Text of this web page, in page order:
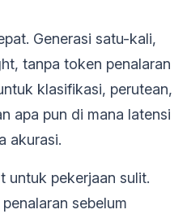
Generasi satu-kali,
tanpa token penalaran
klasifikasi, perutean,
apa pun di mana latensi
akurasi.
pekerjaan sulit.
sebelum